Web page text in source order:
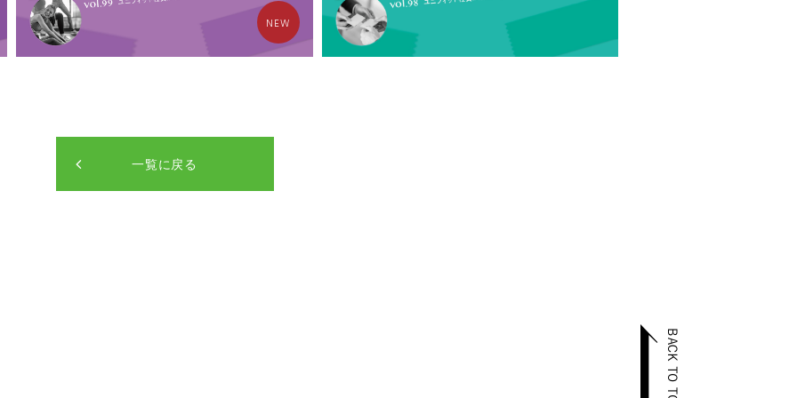
NEW
一覧に戻る